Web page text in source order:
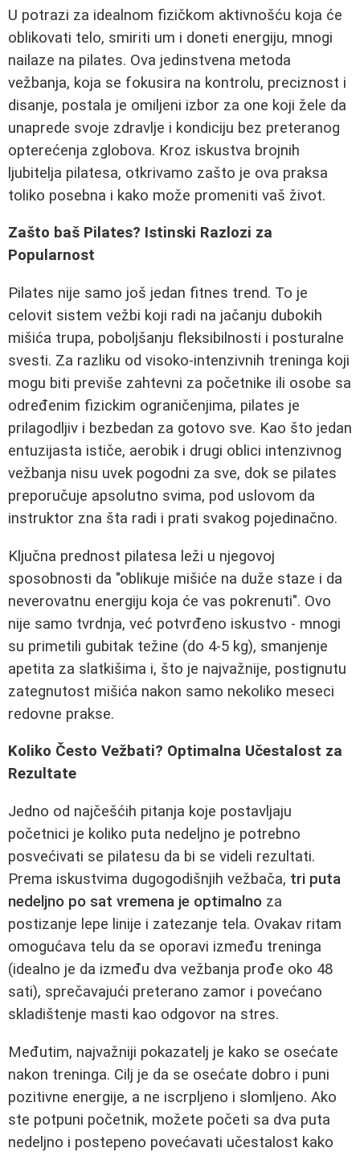
U potrazi za idealnom fizičkom aktivnošću koja će
oblikovati telo, smiriti um i doneti energiju, mnogi
nailaze na pilates. Ova jedinstvena metoda
vežbanja, koja se fokusira na kontrolu, preciznost i
disanje, postala je omiljeni izbor za one koji žele da
unaprede svoje zdravlje i kondiciju bez preteranog
opterećenja zglobova. Kroz iskustva brojnih
ljubitelja pilatesa, otkrivamo zašto je ova praksa
toliko posebna i kako može promeniti vaš život.
Zašto baš Pilates? Istinski Razlozi za
Popularnost
Pilates nije samo još jedan fitnes trend. To je
celovit sistem vežbi koji radi na jačanju dubokih
mišića trupa, poboljšanju fleksibilnosti i posturalne
svesti. Za razliku od visoko-intenzivnih treninga koji
mogu biti previše zahtevni za početnike ili osobe sa
određenim fizickim ograničenjima, pilates je
prilagodljiv i bezbedan za gotovo sve. Kao što jedan
entuzijasta ističe, aerobik i drugi oblici intenzivnog
vežbanja nisu uvek pogodni za sve, dok se pilates
preporučuje apsolutno svima, pod uslovom da
instruktor zna šta radi i prati svakog pojedinačno.
Ključna prednost pilatesa leži u njegovoj
sposobnosti da "oblikuje mišiće na duže staze i da
neverovatnu energiju koja će vas pokrenuti". Ovo
nije samo tvrdnja, već potvrđeno iskustvo - mnogi
su primetili gubitak težine (do 4-5 kg), smanjenje
apetita za slatkišima i, što je najvažnije, postignutu
zategnutost mišića nakon samo nekoliko meseci
redovne prakse.
Koliko Često Vežbati? Optimalna Učestalost za
Rezultate
Jedno od najčešćih pitanja koje postavljaju
početnici je koliko puta nedeljno je potrebno
posvećivati se pilatesu da bi se videli rezultati.
Prema iskustvima dugogodišnjih vežbača, tri puta
nedeljno po sat vremena je optimalno za
postizanje lepe linije i zatezanje tela. Ovakav ritam
omogućava telu da se oporavi između treninga
(idealno je da između dva vežbanja prođe oko 48
sati), sprečavajući preterano zamor i povećano
skladištenje masti kao odgovor na stres.
Međutim, najvažniji pokazatelj je kako se osećate
nakon treninga. Cilj je da se osećate dobro i puni
pozitivne energije, a ne iscrpljeno i slomljeno. Ako
ste potpuni početnik, možete početi sa dva puta
nedeljno i postepeno povećavati učestalost kako